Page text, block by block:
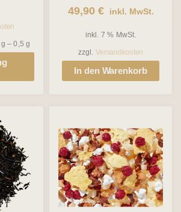
g – 0,5g
49,90 € inkl. MwSt.
inkl. 7 % MwSt.
zzgl. Versandkosten
In den Warenkorb
Produkt
weist
mehrere
Varianten
auf.